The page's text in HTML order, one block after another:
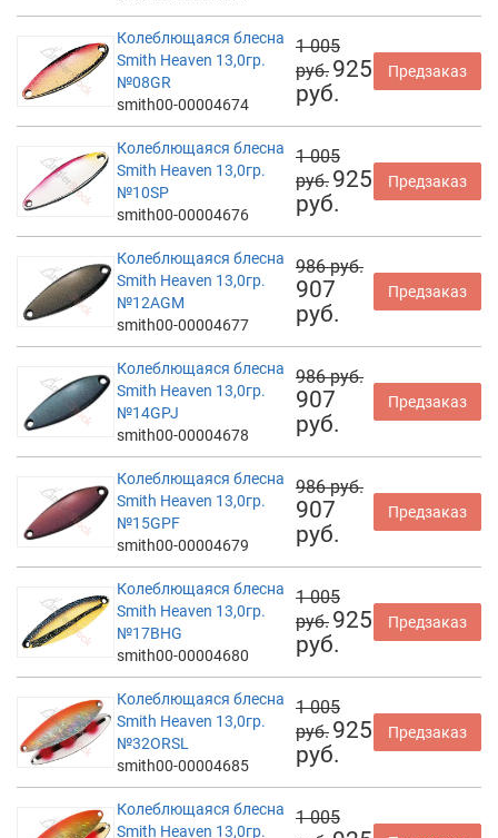
Колеблющаяся блесна
Smith Heaven 13,0гр.
№08GR
smith00-00004674
1 005
руб. 925
руб.
Предзаказ
Колеблющаяся блесна
Smith Heaven 13,0гр.
№10SP
smith00-00004676
1 005
руб. 925
руб.
Предзаказ
Колеблющаяся блесна
Smith Heaven 13,0гр.
№12AGM
smith00-00004677
986 руб.
907
руб.
Предзаказ
Колеблющаяся блесна
Smith Heaven 13,0гр.
№14GPJ
smith00-00004678
986 руб.
907
руб.
Предзаказ
Колеблющаяся блесна
Smith Heaven 13,0гр.
№15GPF
smith00-00004679
986 руб.
907
руб.
Предзаказ
Колеблющаяся блесна
Smith Heaven 13,0гр.
№17BHG
smith00-00004680
1 005
руб. 925
руб.
Предзаказ
Колеблющаяся блесна
Smith Heaven 13,0гр.
№32ORSL
smith00-00004685
1 005
руб. 925
руб.
Предзаказ
Колеблющаяся блесна
Smith Heaven 13,0гр.
1 005